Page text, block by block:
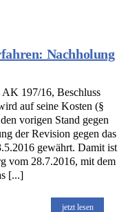
Nachholung
197/16, Beschluss
auf seine Kosten (§
vorigen Stand gegen
der Revision gegen das
gewährt. Damit ist
vom 28.7.2016, mit dem
[...]
jetzt lesen